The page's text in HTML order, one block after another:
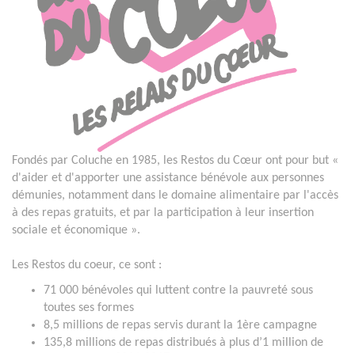
Fondés par Coluche en 1985, les Restos du Cœur ont pour but «
d'aider et d'apporter une assistance bénévole aux personnes
démunies, notamment dans le domaine alimentaire par l'accès
à des repas gratuits, et par la participation à leur insertion
sociale et économique ».
Les Restos du coeur, ce sont :
71 000 bénévoles qui luttent contre la pauvreté sous
toutes ses formes
8,5 millions de repas servis durant la 1ère campagne
135,8 millions de repas distribués à plus d’1 million de